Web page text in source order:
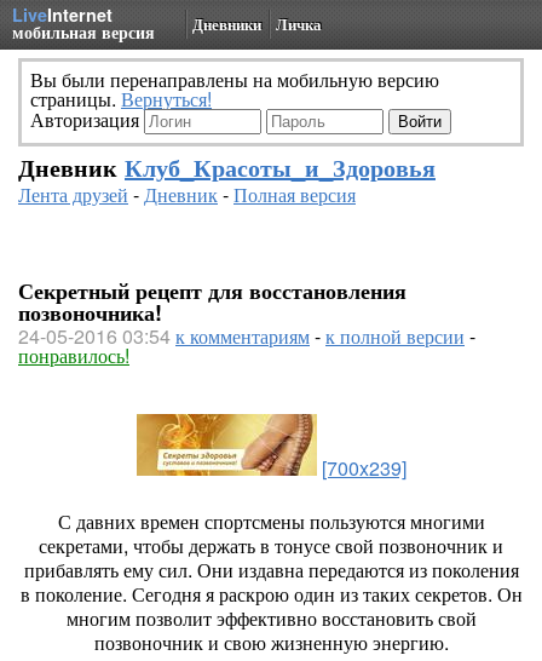
LiveInternet
мобильная версия Дневники Личка
Вы были перенаправлены на мобильную версию
страницы. Вернуться!
Авторизация
Дневник Клуб_Красоты_и_Здоровья
Лента друзей -Дневник-Полная версия
Секретный рецепт для восстановления
позвоночника!
24-05-2016 03:54к комментариям-к полной версии -
понравилось!
[700x239]
С давних времен спортсмены пользуются многими
секретами, чтобы держать в тонусе свой позвоночник и
прибавлять ему сил. Они издавна передаются из поколения
в поколение. Сегодня я раскрою один из таких секретов. Он
многим позволит эффективно восстановить свой
позвоночник и свою жизненную энергию.